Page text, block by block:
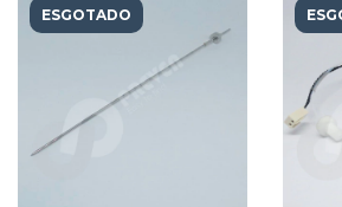
ESGOTADO